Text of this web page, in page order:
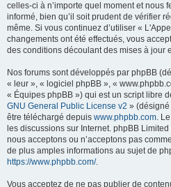
celles-ci à n’importe quel moment et nous
informé, bien qu’il soit prudent de vérifier
même. Si vous continuez d’utiliser «
changements ont été effectués, vous
des conditions découlant des mises à jour
Nos forums sont développés par phpBB
« leur », « logiciel phpBB », «
« Équipes phpBB ») qui est un script libre
GNU General Public License v2 »
être téléchargé depuis www.phpbb.com.
les discussions sur Internet. phpBB
nous acceptons ou n’acceptons pas
de plus amples informations au sujet de
https://www.phpbb.com/.
Vous acceptez de ne pas publier de